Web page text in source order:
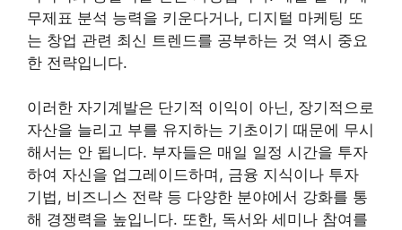
무제표 분석 능력을 키운다거나, 디지털 마케팅 또
는 창업 관련 최신 트렌드를 공부하는 것 역시 중요
한 전략입니다.
이러한 자기계발은 단기적 이익이 아닌, 장기적으로
자산을 늘리고 부를 유지하는 기초이기 때문에 무시
해서는 안 됩니다. 부자들은 매일 일정 시간을 투자
하여 자신을 업그레이드하며, 금융 지식이나 투자
기법, 비즈니스 전략 등 다양한 분야에서 강화를 통
해 경쟁력을 높입니다. 또한, 독서와 세미나 참여를